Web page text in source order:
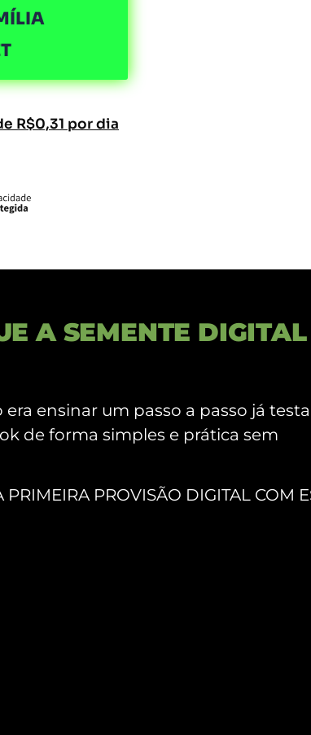
R$0,31 por dia
A SEMENTE DIGITAL
ensinar um passo a passo já
de forma simples e prática sem
PRIMEIRA PROVISÃO DIGITAL COM